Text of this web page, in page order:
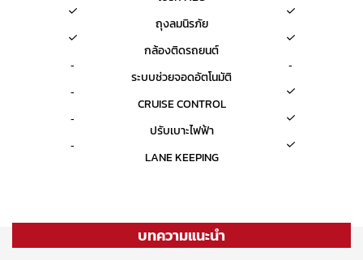
-
-
-
-
-
ถุงลมนิรภัย
กล้องติดรถยนต์
ระบบช่วยจอดอัตโนมัติ
CRUISE CONTROL
ปรับเบาะไฟฟ้า
LANE KEEPING
บทความแนะนำ